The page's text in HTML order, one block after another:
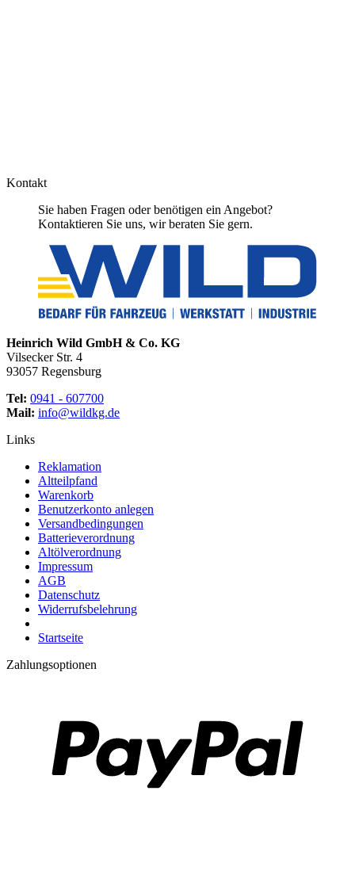
Kontakt
Sie haben Fragen oder benötigen ein Angebot?
Kontaktieren Sie uns, wir beraten Sie gern.
Heinrich Wild GmbH & Co. KG
Vilsecker Str. 4
93057 Regensburg
Tel: 0941 - 607700
Mail: info@wildkg.de
Links
Reklamation
Altteilpfand
Warenkorb
Benutzerkonto anlegen
Versandbedingungen
Batterieverordnung
Altölverordnung
Impressum
AGB
Datenschutz
Widerrufsbelehrung
Startseite
Zahlungsoptionen